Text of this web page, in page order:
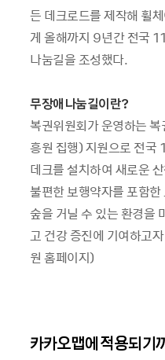
든 데크로드를 제작해 휠
게 올해까지 9년간 전국
나눔길을 조성했다.
무장애나눔길이란?
복권위원회가 운영하는
흥원 집행) 지원으로 전국
데크를 설치하여 새로운
불편한 보행약자를 포함
숲을 거닐 수 있는 환경을
고 건강 증진에 기여하고
원 홈페이지)
카카오맵에 적용되기